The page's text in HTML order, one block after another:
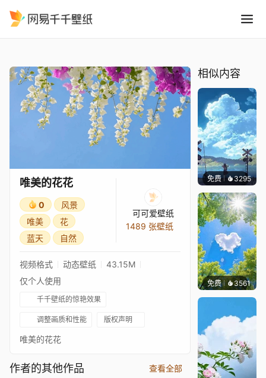
唯美的花花
0
风景
唯美
花
蓝天
自然
可可爱壁纸
1489 张壁纸
视频格式 动态壁纸
43.15M
仅个人使用
千千壁纸的惊艳效果
调整画质和性能 版权声明
唯美的花花
作者的其他作品 查看全部
相似内容
免费 3295星梦
免费 3561豆子